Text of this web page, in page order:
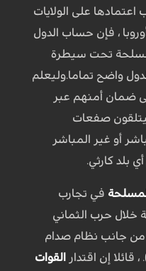
على الولايات
، فإن حساب الدول
تحت سيطرة
واضح تماما.وليعلم
ضمان أمنهم عبر
سيتلقون صفعات
أو غير المباشر
بلد كارثي.
في تجارب
خلال حرب الثماني
من جانب نظام صدام
القوات